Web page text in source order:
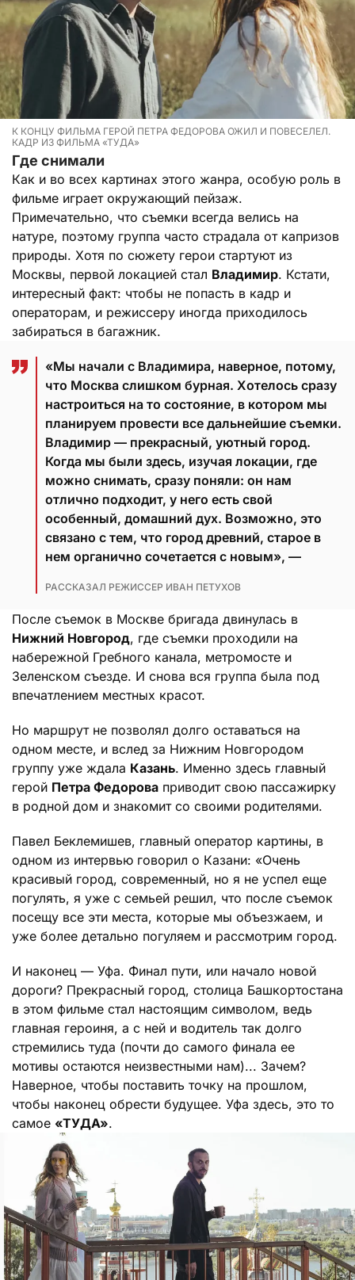
К КОНЦУ ФИЛЬМА ГЕРОЙ ПЕТРА ФЕДОРОВА ОЖИЛ И ПОВЕСЕЛЕЛ.
КАДР ИЗ ФИЛЬМА «ТУДА»
Где снимали
Как и во всех картинах этого жанра, особую роль в
фильме играет окружающий пейзаж.
Примечательно, что съемки всегда велись на
натуре, поэтому группа часто страдала от капризов
природы. Хотя по сюжету герои стартуют из
Москвы, первой локацией стал Владимир. Кстати,
интересный факт: чтобы не попасть в кадр и
операторам, и режиссеру иногда приходилось
забираться в багажник.
«Мы начали с Владимира, наверное, потому,
что Москва слишком бурная. Хотелось сразу
настроиться на то состояние, в котором мы
планируем провести все дальнейшие съемки.
Владимир — прекрасный, уютный город.
Когда мы были здесь, изучая локации, где
можно снимать, сразу поняли: он нам
отлично подходит, у него есть свой
особенный, домашний дух. Возможно, это
связано с тем, что город древний, старое в
нем органично сочетается с новым», —
РАССКАЗАЛ РЕЖИССЕР ИВАН ПЕТУХОВ
После съемок в Москве бригада двинулась в
Нижний Новгород, где съемки проходили на
набережной Гребного канала, метромосте и
Зеленском съезде. И снова вся группа была под
впечатлением местных красот.
Но маршрут не позволял долго оставаться на
одном месте, и вслед за Нижним Новгородом
группу уже ждала Казань. Именно здесь главный
герой Петра Федорова приводит свою пассажирку
в родной дом и знакомит со своими родителями.
Павел Беклемишев, главный оператор картины, в
одном из интервью говорил о Казани: «Очень
красивый город, современный, но я не успел еще
погулять, я уже с семьей решил, что после съемок
посещу все эти места, которые мы объезжаем, и
уже более детально погуляем и рассмотрим город.
И наконец — Уфа. Финал пути, или начало новой
дороги? Прекрасный город, столица Башкортостана
в этом фильме стал настоящим символом, ведь
главная героиня, а с ней и водитель так долго
стремились туда (почти до самого финала ее
мотивы остаются неизвестными нам)... Зачем?
Наверное, чтобы поставить точку на прошлом,
чтобы наконец обрести будущее. Уфа здесь, это то
самое «ТУДА».